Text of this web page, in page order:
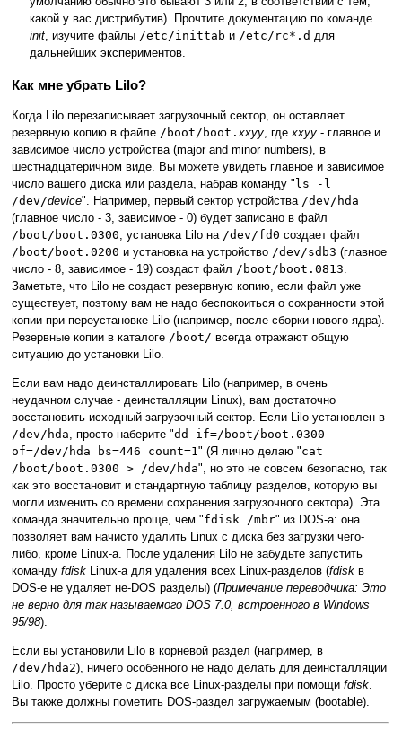
какой у вас дистрибутив). Прочтите документацию по команде
init , изучите файлы /etc/inittab и /etc/rc*.d для
дальнейших экспериментов.
Как мне убрать Lilo?
Когда Lilo перезаписывает загрузочный сектор, он оставляет
резервную копию в файле /boot/boot. xxyy , где xxyy - главное и
зависимое число устройства (major and minor numbers), в
шестнадцатеричном виде. Вы можете увидеть главное и зависимое
число вашего диска или раздела, набрав команду "ls -l
/dev/device". Например, первый сектор устройства /dev/hda
(главное число - 3, зависимое - 0) будет записано в файл
/boot/boot.0300 , установка Lilo на /dev/fd0 создает файл
/boot/boot.0200 и установка на устройство /dev/sdb3 (главное
число - 8, зависимое - 19) создаст файл /boot/boot.0813
Заметьте, что Lilo не создаст резервную копию, если файл уже
существует, поэтому вам не надо беспокоиться о сохранности этой
копии при переустановке Lilo (например, после сборки нового ядра).
Резервные копии в каталоге /boot/ всегда отражают общую
ситуацию до установки Lilo.
Если вам надо деинсталлировать Lilo (например, в очень
неудачном случае - деинсталляции Linux), вам достаточно
восстановить исходный загрузочный сектор. Если Lilo установлен в
/dev/hda , просто наберите "dd if=/boot/boot.0300
of=/dev/hda bs=446 count=1 " (Я лично делаю "cat
/boot/boot.0300 > /dev/hda", но это не совсем безопасно, так
как это восстановит и стандартную таблицу разделов, которую вы
могли изменить со времени сохранения загрузочного сектора). Эта
команда значительно проще, чем "fdisk /mbr" из DOS-а: она
позволяет вам начисто удалить Linux с диска без загрузки чего-
либо, кроме Linux-а. После удаления Lilo не забудьте запустить
команду fdisk Linux-а для удаления всех Linux-разделов (fdisk в
DOS-е не удаляет не-DOS разделы) (Примечание переводчика: Это
не верно для так называемого DOS 7.0, встроенного в Windows
95/98).
Если вы установили Lilo в корневой раздел (например, в
/dev/hda2), ничего особенного не надо делать для деинсталляции
Lilo. Просто уберите с диска все Linux-разделы при помощи fdisk
Вы также должны пометить DOS-раздел загружаемым (bootable).